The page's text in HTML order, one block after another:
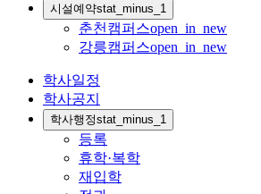
시설예약stat_minus_1
춘천캠퍼스open_in_new
강릉캠퍼스open_in_new
학사일정
학사공지
학사행정stat_minus_1
등록
휴학·복학
재입학